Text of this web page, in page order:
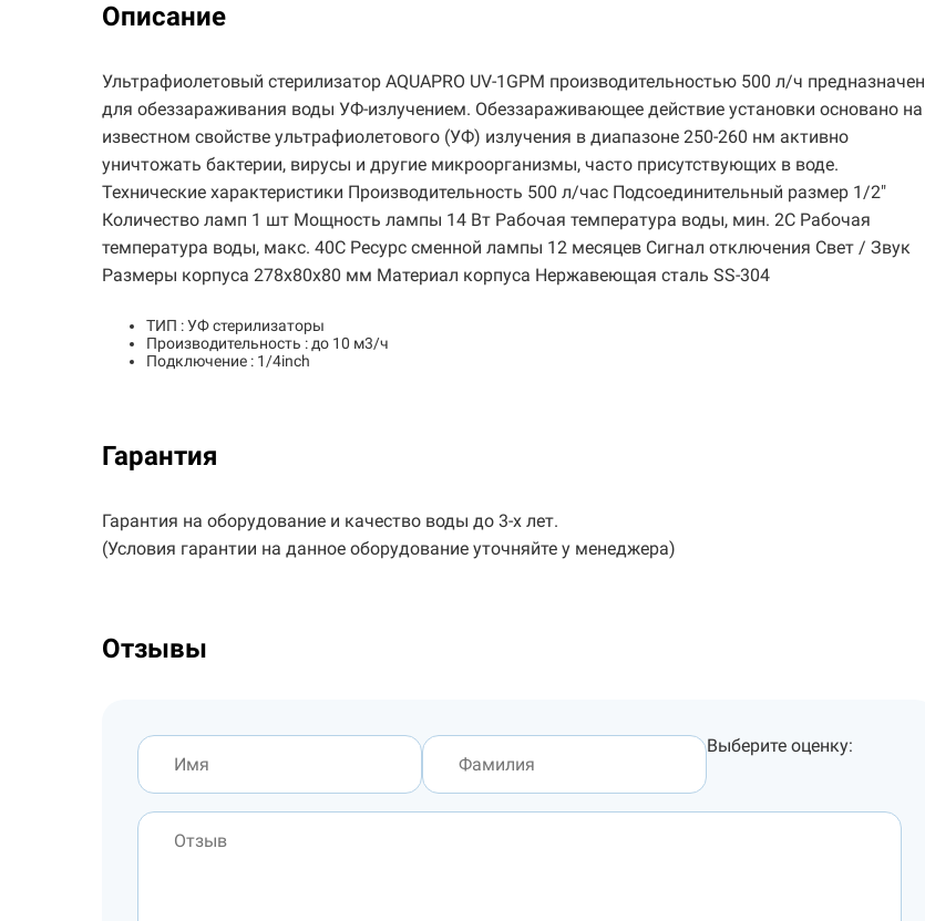
Описание
Ультрафиолетовый стерилизатор AQUAPRO UV-1GPM производительностью 500 л/ч предназначен
для обеззараживания воды УФ-излучением. Обеззараживающее действие установки основано на
известном свойстве ультрафиолетового (УФ) излучения в диапазоне 250-260 нм активно
уничтожать бактерии, вирусы и другие микроорганизмы, часто присутствующих в воде.
Технические характеристики Производительность 500 л/час Подсоединительный размер 1/2"
Количество ламп 1 шт Мощность лампы 14 Вт Рабочая температура воды, мин. 2С Рабочая
температура воды, макс. 40С Ресурс сменной лампы 12 месяцев Сигнал отключения Свет / Звук
Размеры корпуса 278x80x80 мм Материал корпуса Нержавеющая сталь SS-304
ТИП : УФ стерилизаторы
Производительность : до 10 м3/ч
Подключение : 1/4inch
Гарантия
Гарантия на оборудование и качество воды до 3-х лет.
(Условия гарантии на данное оборудование уточняйте у менеджера)
Отзывы
Выберите оценку: